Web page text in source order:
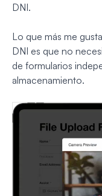
DNI.
Lo que más me
DNI es que no
de formularios
almacenamiento.